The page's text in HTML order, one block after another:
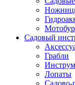
Садовый
Грабли
Лопаты
Садово-